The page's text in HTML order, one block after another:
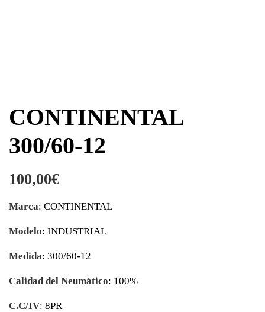
CONTINENTAL
300/60-12
100,00€
Marca: CONTINENTAL
Modelo: INDUSTRIAL
Medida: 300/60-12
Calidad del Neumático: 100%
C.C/IV: 8PR